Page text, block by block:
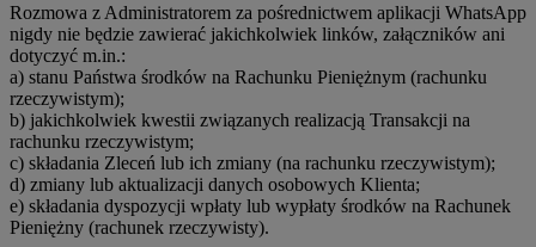
Rozmowa z Administratorem za pośrednictwem aplikacji WhatsApp
nigdy nie będzie zawierać jakichkolwiek linków, załączników ani
dotyczyć m.in.:
a) stanu Państwa środków na Rachunku Pieniężnym (rachunku
rzeczywistym);
b) jakichkolwiek kwestii związanych realizacją Transakcji na
rachunku rzeczywistym;
c) składania Zleceń lub ich zmiany (na rachunku rzeczywistym);
d) zmiany lub aktualizacji danych osobowych Klienta;
e) składania dyspozycji wpłaty lub wypłaty środków na Rachunek
Pieniężny (rachunek rzeczywisty).